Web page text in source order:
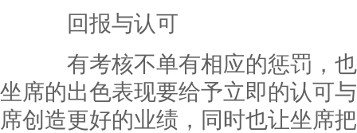
回报与认可
有考核不单有相应的惩罚，也
坐席的出色表现要给予立即的认可
席创造更好的业绩，同时也让坐席